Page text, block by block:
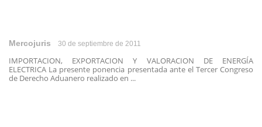
Mercojuris 30 de septiembre de 2011
IMPORTACION, EXPORTACION Y VALORACION DE ENERGÍA
ELECTRICA La presente ponencia presentada ante el Tercer Congreso
de Derecho Aduanero realizado en ...